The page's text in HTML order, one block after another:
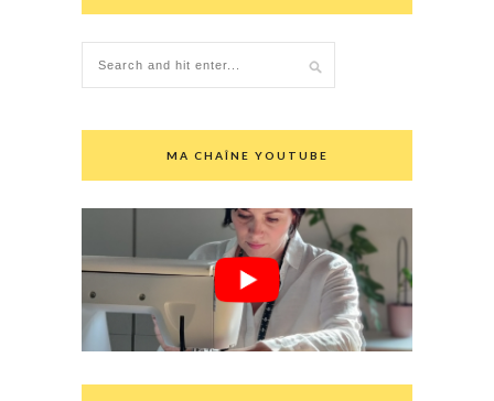
MA CHAÎNE YOUTUBE